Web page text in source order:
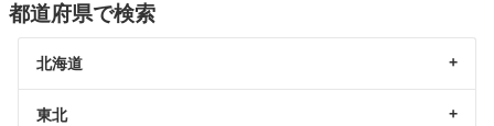
都道府県で検索
北海道
東北